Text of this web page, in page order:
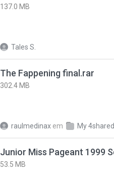
137.0 MB
Tales S.
The Fappening final.rar
302.4 MB
raulmedinax em My 4shared
53.5 MB